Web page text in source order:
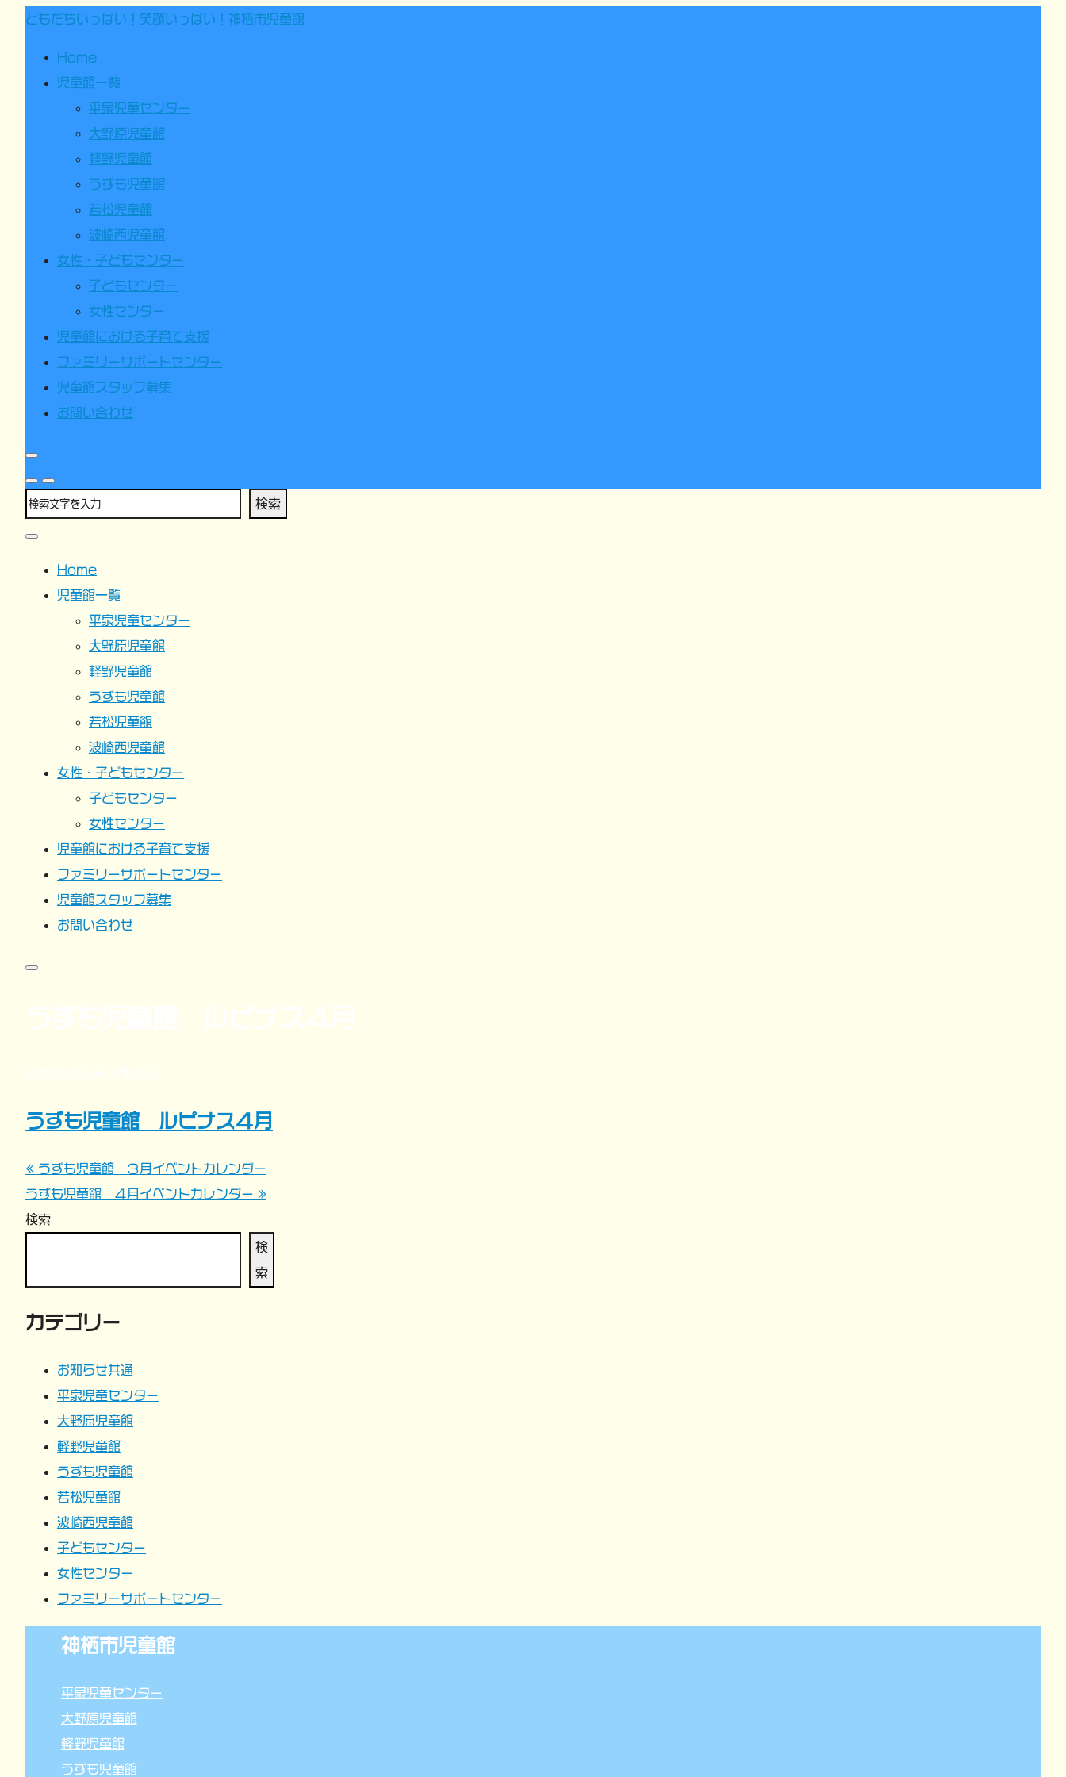
ともだちいっぱい！笑顔いっぱい！神栖市児童館
Home
児童館一覧
平泉児童センター
大野原児童館
軽野児童館
うずも児童館
若松児童館
波崎西児童館
女性・子どもセンター
子どもセンター
女性センター
児童館における子育て支援
ファミリーサポートセンター
児童館スタッフ募集
お問い合わせ
検索
Home
児童館一覧
平泉児童センター
大野原児童館
軽野児童館
うずも児童館
若松児童館
波崎西児童館
女性・子どもセンター
子どもセンター
女性センター
児童館における子育て支援
ファミリーサポートセンター
児童館スタッフ募集
お問い合わせ
うずも児童館 ルピナス４月
投
稿
ビ
ゲ
« うずも児童館 ３月イベントカレンダー
うずも児童館 ４月イベントカレンダー »
検索
検
索
カテゴリー
お知らせ共通
平泉児童センター
大野原児童館
軽野児童館
うずも児童館
若松児童館
波崎西児童館
子どもセンター
女性センター
ファミリーサポートセンター
神栖市児童館
平泉児童センター
大野原児童館
軽野児童館
うずも児童館